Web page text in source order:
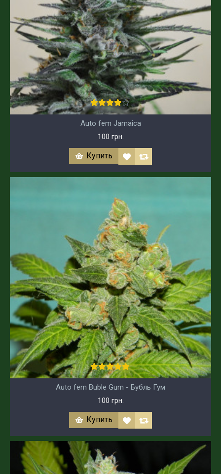
Auto fem Jamaica
100 грн.
Купить
Auto fem Buble Gum - Бубль Гум
100 грн.
Купить